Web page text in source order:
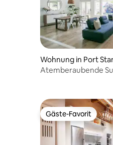
Wohnung in Port
Atemberaubende
Gäste-Favorit
Gäste-Favorit